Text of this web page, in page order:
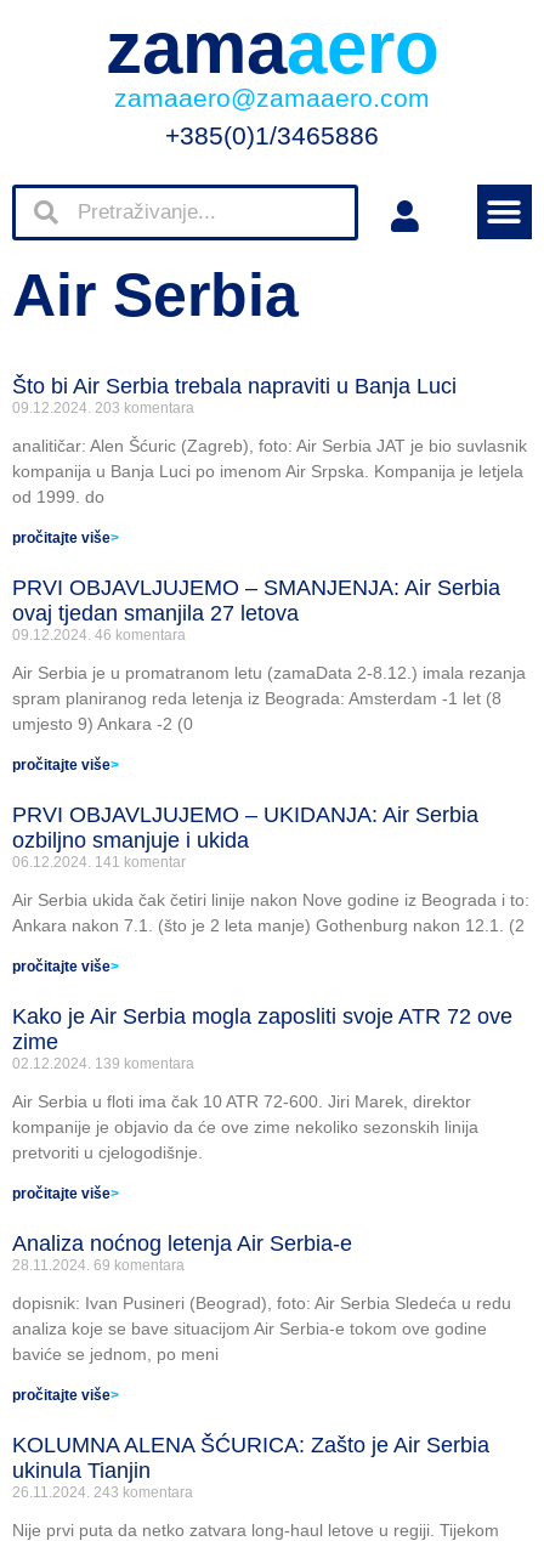
zamaaero
zamaaero@zamaaero.com
+385(0)1/3465886
Air Serbia
Što bi Air Serbia trebala napraviti u Banja Luci
09.12.2024. 203 komentara
analitičar: Alen Šćuric (Zagreb), foto: Air Serbia JAT je bio suvlasnik
kompanija u Banja Luci po imenom Air Srpska. Kompanija je letjela
od 1999. do
pročitajte više>
PRVI OBJAVLJUJEMO – SMANJENJA: Air Serbia
ovaj tjedan smanjila 27 letova
09.12.2024. 46 komentara
Air Serbia je u promatranom letu (zamaData 2-8.12.) imala rezanja
spram planiranog reda letenja iz Beograda: Amsterdam -1 let (8
umjesto 9) Ankara -2 (0
pročitajte više>
PRVI OBJAVLJUJEMO – UKIDANJA: Air Serbia
ozbiljno smanjuje i ukida
06.12.2024. 141 komentar
Air Serbia ukida čak četiri linije nakon Nove godine iz Beograda i to:
Ankara nakon 7.1. (što je 2 leta manje) Gothenburg nakon 12.1. (2
pročitajte više>
Kako je Air Serbia mogla zaposliti svoje ATR 72 ove
zime
02.12.2024. 139 komentara
Air Serbia u floti ima čak 10 ATR 72-600. Jiri Marek, direktor
kompanije je objavio da će ove zime nekoliko sezonskih linija
pretvoriti u cjelogodišnje.
pročitajte više>
Analiza noćnog letenja Air Serbia-e
28.11.2024. 69 komentara
dopisnik: Ivan Pusineri (Beograd), foto: Air Serbia Sledeća u redu
analiza koje se bave situacijom Air Serbia-e tokom ove godine
baviće se jednom, po meni
pročitajte više>
KOLUMNA ALENA ŠĆURICA: Zašto je Air Serbia
ukinula Tianjin
26.11.2024. 243 komentara
Nije prvi puta da netko zatvara long-haul letove u regiji. Tijekom